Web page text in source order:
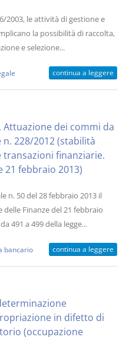
2003, le attività di gestione e
la possibilità di raccolta,
e selezione...
continua a leggere
Attuazione dei commi da
n. 228/2012 (stabilità
transazioni finanziarie.
febbraio 2013)
n. 50 del 28 febbraio 2013 il
Finanze del 21 febbraio
491 a 499 della legge...
bancario continua a leggere
in difetto di
(occupazione